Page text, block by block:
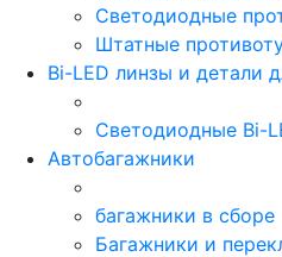
Светодиодные
Штатные
Bi-LED линзы и детали
Светодиодные Bi-
Автобагажники
багажники в сборе
Багажники и